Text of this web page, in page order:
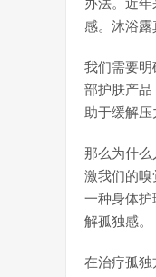
办法。近
感。沐浴露
我们需要
部护肤产
助于缓解压
那么为什么
激我们的嗅
一种身体
解孤独感。
在治疗孤独